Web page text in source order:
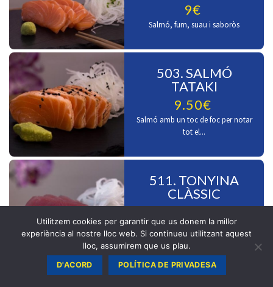
9€
Salmó, fum, suau i saboròs
503. SALMÓ
TATAKI
9.50€
Salmó amb un toc de foc per notar
tot el...
511. TONYINA
CLÀSSIC
9.50€
Tonyina en estat pur
512. TONYINA
Utilitzem cookies per garantir que us donem la millor
experiència al nostre lloc web. Si continueu utilitzant aquest
lloc, assumirem que us plau.
D'ACORD POLÍTICA DE PRIVADESA